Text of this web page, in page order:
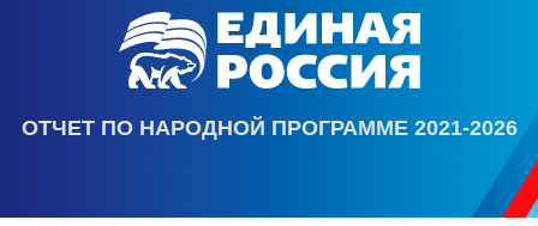
ОТЧЕТ ПО НАРОДНОЙ ПРОГРАММЕ 2021-2026